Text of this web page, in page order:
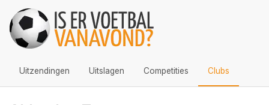
Uitzendingen Uitslagen Competities Clubs